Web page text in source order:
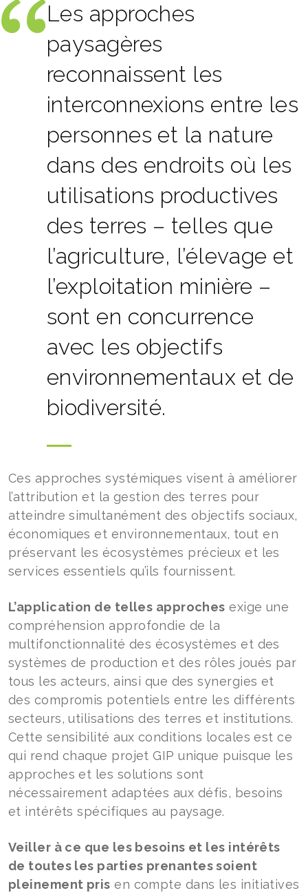
Les approches
paysagères
reconnaissent les
interconnexions entre les
personnes et la nature
dans des endroits où les
utilisations productives
des terres – telles que
l’agriculture, l’élevage et
l’exploitation minière –
sont en concurrence
avec les objectifs
environnementaux et de
biodiversité.
Ces approches systémiques visent à améliorer
l’attribution et la gestion des terres pour
atteindre simultanément des objectifs sociaux,
économiques et environnementaux, tout en
préservant les écosystèmes précieux et les
services essentiels qu’ils fournissent.
L’application de telles approches exige une
compréhension approfondie de la
multifonctionnalité des écosystèmes et des
systèmes de production et des rôles joués par
tous les acteurs, ainsi que des synergies et
des compromis potentiels entre les différents
secteurs, utilisations des terres et institutions.
Cette sensibilité aux conditions locales est ce
qui rend chaque projet GIP unique puisque les
approches et les solutions sont
nécessairement adaptées aux défis, besoins
et intérêts spécifiques au paysage.
Veiller à ce que les besoins et les intérêts
de toutes les parties prenantes soient
pleinement pris en compte dans les initiatives